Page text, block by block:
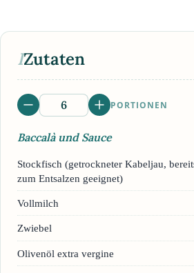
IZutaten
PORTIONEN
Baccalà und Sauce
Stockfisch (getrockneter Kabeljau,
zum Entsalzen geeignet)
Vollmilch
Zwiebel
Olivenöl extra vergine